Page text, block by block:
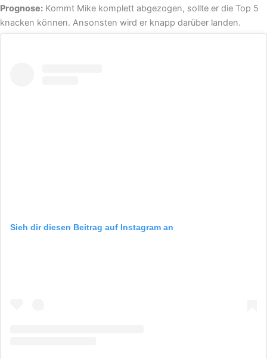
Prognose: Kommt Mike komplett abgezogen, sollte er die Top 5
knacken können. Ansonsten wird er knapp darüber landen.
Sieh dir diesen Beitrag auf Instagram an